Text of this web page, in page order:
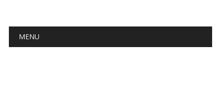
Main menu
MENU